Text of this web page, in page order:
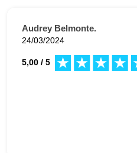
Audrey Belmonte.
24/03/2024
5,00 / 5